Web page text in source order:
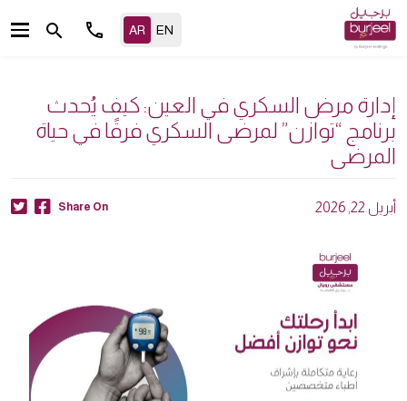
call
search
إدارة مرض السكري في العين: كيف يُحدث
برنامج “توازن” لمرضى السكري فرقًا في حياة
المرضى
أبريل 22, 2026 Share On